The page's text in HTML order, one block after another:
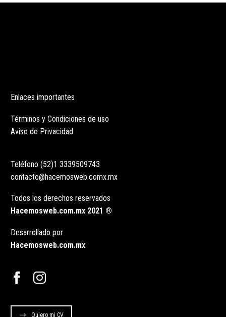
Enlaces importantes
Términos y Condiciones de uso
Aviso de Privacidad
Teléfono (52)1 3339509743
contacto@hacemosweb.comx.mx
Todos los derechos reservados
Hacemosweb.com.mx 2021 ®
Desarrollado por
Hacemosweb.com.mx
Quiero mi CV